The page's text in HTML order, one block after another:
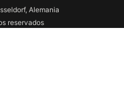
Alemania
reservados